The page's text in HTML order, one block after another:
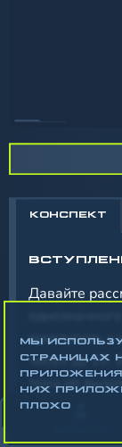
Давайте
приступить к
чисел до 10.
тема не
жизни мы
КОНСПЕКТ
МЫ
СТРАНИЦАХ
НИХ
ПЛОХО